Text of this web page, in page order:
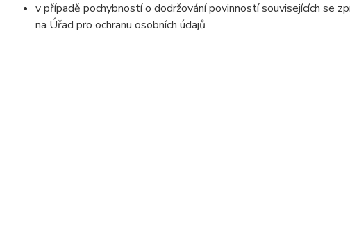
v případě pochybností o dodržování povinností souvisejících se
na Úřad pro ochranu osobních údajů